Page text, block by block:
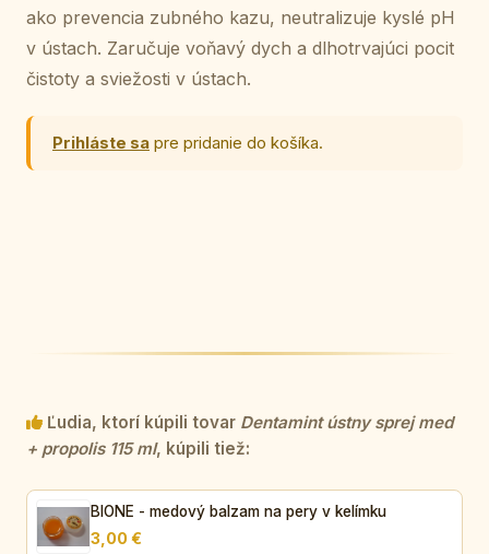
ako prevencia zubného kazu, neutralizuje kyslé pH
v ústach. Zaručuje voňavý dych a dlhotrvajúci pocit
čistoty a sviežosti v ústach.
Prihláste sa pre pridanie do košíka.
Ľudia, ktorí kúpili tovar Dentamint ústny sprej med
+ propolis 115 ml, kúpili tiež:
BIONE - medový balzam na pery v kelímku
3,00 €